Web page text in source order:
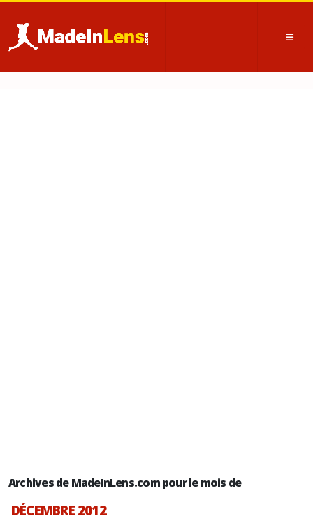
Archives de MadeInLens.com pour le mois de
DÉCEMBRE 2012